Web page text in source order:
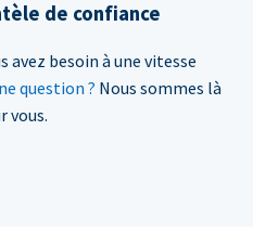
de confiance
besoin à une vitesse
question ? Nous sommes là
vous.